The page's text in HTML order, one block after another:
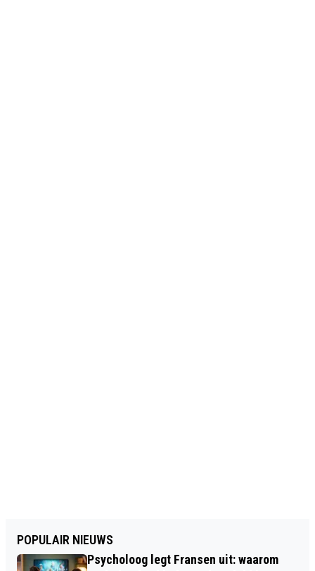
POPULAIR NIEUWS
Psycholoog legt Fransen uit: waarom